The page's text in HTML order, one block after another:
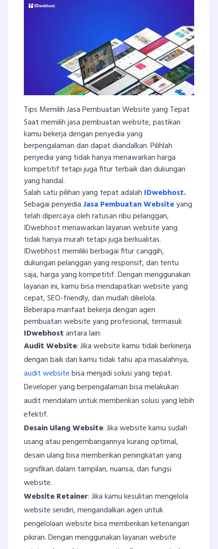
Tips Memilih Jasa Pembuatan Website yang Tepat
Saat memilih jasa pembuatan website, pastikan
kamu bekerja dengan penyedia yang
berpengalaman dan dapat diandalkan. Pilihlah
penyedia yang tidak hanya menawarkan harga
kompetitif tetapi juga fitur terbaik dan dukungan
yang handal.
Salah satu pilihan yang tepat adalah IDwebhost.
Sebagai penyediaJasa Pembuatan Websiteyang
telah dipercaya oleh ratusan ribu pelanggan,
IDwebhost menawarkan layanan website yang
tidak hanya murah tetapi juga berkualitas.
IDwebhost memiliki berbagai fitur canggih,
dukungan pelanggan yang responsif, dan tentu
saja, harga yang kompetitif. Dengan menggunakan
layanan ini, kamu bisa mendapatkan website yang
cepat, SEO-friendly, dan mudah dikelola.
Beberapa manfaat bekerja dengan agen
pembuatan website yang profesional, termasuk
IDwebhostantara lain:
Audit Website: Jika website kamu tidak berkinerja
dengan baik dan kamu tidak tahu apa masalahnya,
audit websitebisa menjadi solusi yang tepat.
Developer yang berpengalaman bisa melakukan
audit mendalam untuk memberikan solusi yang lebih
efektif.
Desain Ulang Website: Jika website kamu sudah
usang atau pengembangannya kurang optimal,
desain ulang bisa memberikan peningkatan yang
signifikan dalam tampilan, nuansa, dan fungsi
website.
Website Retainer: Jika kamu kesulitan mengelola
website sendiri, mengandalkan agen untuk
pengelolaan website bisa memberikan ketenangan
pikiran. Dengan menggunakan layanan website